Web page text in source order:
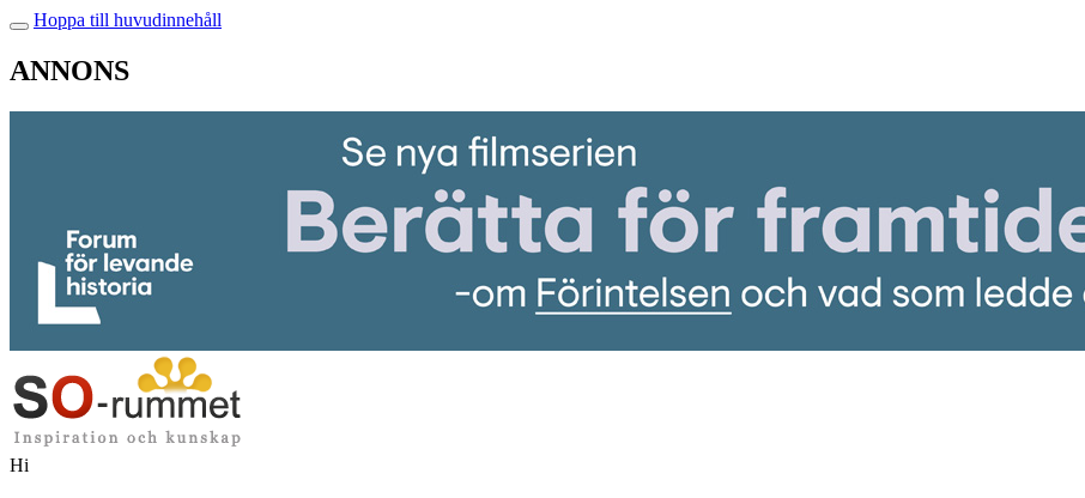
Hoppa till huvudinnehåll
ANNONS
Hi